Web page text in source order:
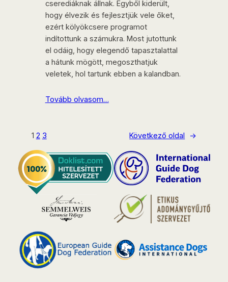
cserediáknak állnak. Egyből kiderült,
hogy élvezik és fejlesztjük vele őket,
ezért kölyökcsere programot
indítottunk a számukra. Most jutottunk
el odáig, hogy elegendő tapasztalattal
a hátunk mögött, megoszthatjuk
veletek, hol tartunk ebben a kalandban.
Tovább olvasom…
1 2 3 Következő oldal →